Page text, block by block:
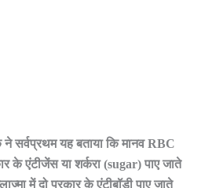
सर्वप्रथम यह बताया कि मानव RBC
के एंटीजेंस या शर्करा (sugar) पाए जाते
में दो प्रकार के एंटीबॉडी पाए जाते